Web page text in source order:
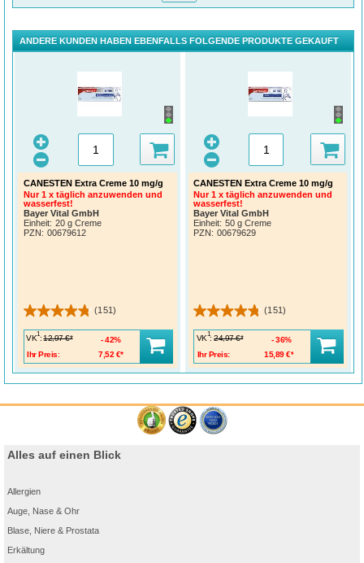
ANDERE KUNDEN HABEN EBENFALLS FOLGENDE PRODUKTE GEKAUFT
CANESTEN Extra Creme 10 mg/g
Nur 1 x täglich anzuwenden und
wasserfest!
Bayer Vital GmbH
Einheit: 20 g Creme
PZN: 00679612
(151)
VK
1
: 12,97 €*
Ihr Preis:
7,52 €*
42%
CANESTEN Extra Creme 10 mg/g
Nur 1 x täglich anzuwenden und
wasserfest!
Bayer Vital GmbH
Einheit: 50 g Creme
PZN: 00679629
(151)
VK
1
: 24,97 €*
Ihr Preis:
15,89 €*
36%
Alles auf einen Blick
Allergien
Auge, Nase & Ohr
Blase, Niere & Prostata
Erkältung